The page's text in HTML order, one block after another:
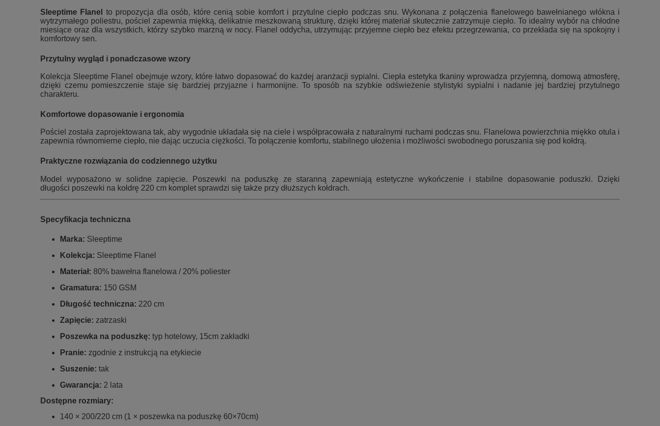
Sleeptime Flanel
to propozycja dla osób, które cenią sobie komfort i przytulne ciepło podczas snu. Wykonana z połączenia flanelowego bawełnianego włókna i
wytrzymałego poliestru, pościel zapewnia miękką, delikatnie meszkowaną strukturę, dzięki której materiał skutecznie zatrzymuje ciepło. To idealny wybór na chłodne
miesiące oraz dla wszystkich, którzy szybko marzną w nocy. Flanel oddycha, utrzymując przyjemne ciepło bez efektu przegrzewania, co przekłada się na spokojny i
komfortowy sen.
Przytulny wygląd i ponadczasowe wzory
Kolekcja Sleeptime Flanel obejmuje wzory, które łatwo dopasować do każdej aranżacji sypialni. Ciepła estetyka tkaniny wprowadza przyjemną, domową atmosferę,
dzięki czemu pomieszczenie staje się bardziej przyjazne i harmonijne. To sposób na szybkie odświeżenie stylistyki sypialni i nadanie jej bardziej przytulnego
charakteru.
Komfortowe dopasowanie i ergonomia
Pościel została zaprojektowana tak, aby wygodnie układała się na ciele i współpracowała z naturalnymi ruchami podczas snu. Flanelowa powierzchnia miękko otula i
zapewnia równomierne ciepło, nie dając uczucia ciężkości. To połączenie komfortu, stabilnego ułożenia i możliwości swobodnego poruszania się pod kołdrą.
Praktyczne rozwiązania do codziennego użytku
Model wyposażono w solidne zapięcie. Poszewki na poduszkę ze staranną zapewniają estetyczne wykończenie i stabilne dopasowanie poduszki. Dzięki
długości poszewki na kołdrę 220 cm komplet sprawdzi się także przy dłuższych kołdrach.
Specyfikacja techniczna
Marka: Sleeptime
Kolekcja: Sleeptime Flanel
Materiał: 80% bawełna flanelowa / 20% poliester
Gramatura: 150 GSM
Długość techniczna: 220 cm
Zapięcie: zatrzaski
Poszewka na poduszkę: typ hotelowy, 15cm zakładki
Pranie: zgodnie z instrukcją na etykiecie
Suszenie: tak
Gwarancja: 2 lata
Dostępne rozmiary:
140 × 200/220 cm (1 × poszewka na poduszkę 60×70cm)